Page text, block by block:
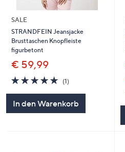
SALE
STRANDFEIN Jeansjacke
Brusttaschen Knopfleiste
figurbetont
€ 59,99
5.0
von
(1)
In den Warenkorb